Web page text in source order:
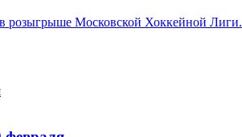
розыгрыше Московской Хоккейной Лиги.